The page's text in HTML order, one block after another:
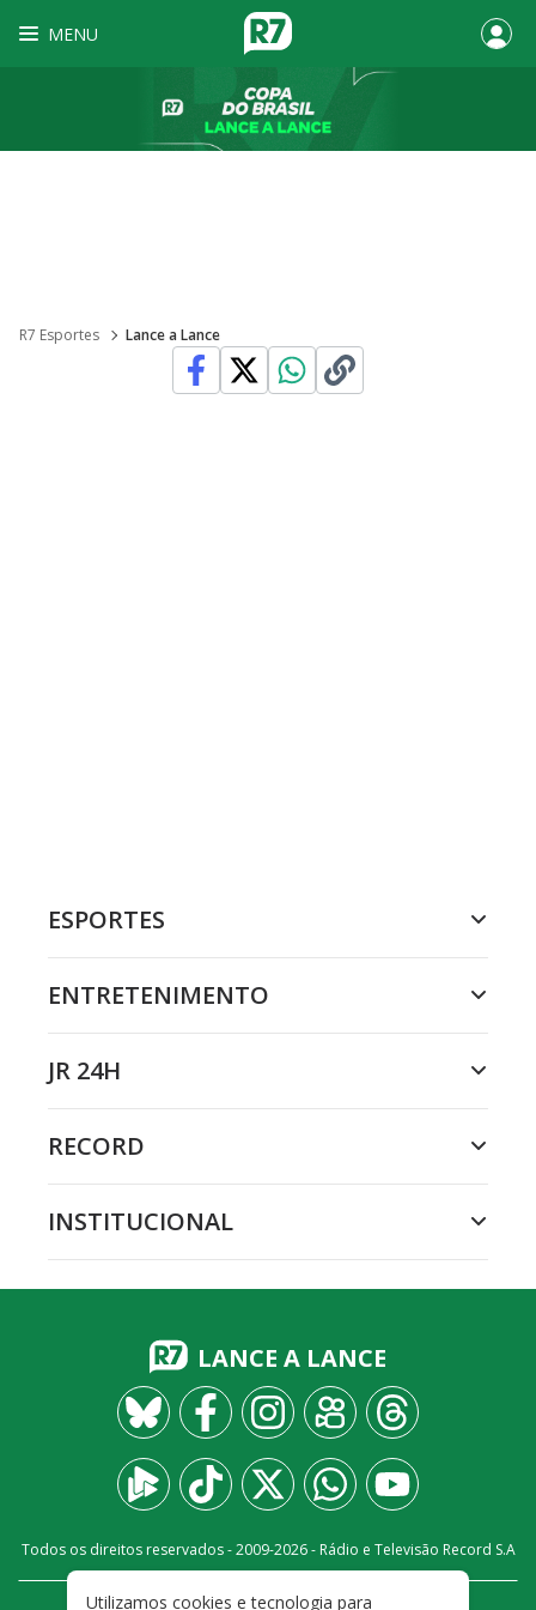
MENU
R7 Esportes Lance a Lance
ESPORTES
ENTRETENIMENTO
JR 24H
RECORD
INSTITUCIONAL
LANCE A LANCE
Todos os direitos reservados - 2009-2026- Rádio e Televisão Record S.A
Utilizamos cookies e tecnologia para